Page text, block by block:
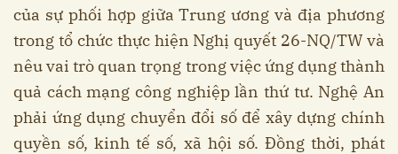
của sự phối hợp giữa Trung ương và địa phương
trong tổ chức thực hiện Nghị quyết 26-NQ/TW và
nêu vai trò quan trọng trong việc ứng dụng thành
quả cách mạng công nghiệp lần thứ tư. Nghệ An
phải ứng dụng chuyển đổi số để xây dựng chính
quyền số, kinh tế số, xã hội số. Đồng thời, phát